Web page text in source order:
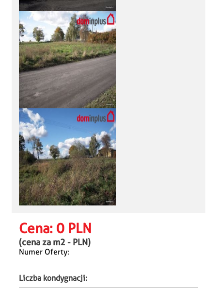
Cena: 0 PLN
(cena za m2 - PLN)
Numer Oferty:
Liczba kondygnacji: